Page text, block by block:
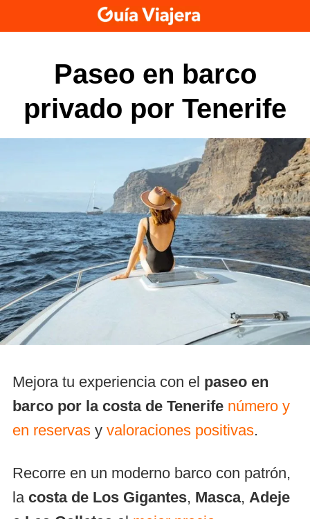
to
Paseo en barco
privado por Tenerife
Mejora tu experiencia con el paseo en
barco por la costa de Tenerife número y
en reservas y valoraciones positivas.
Recorre en un moderno barco con patrón,
la costa de Los Gigantes, Masca, Adeje